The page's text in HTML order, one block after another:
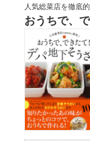
人気総菜店を徹底
おうちで、